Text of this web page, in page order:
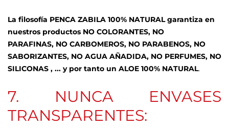
La filosofía PENCA ZABILA 100% NATURAL garantiza en
nuestros productos NO COLORANTES, NO
PARAFINAS, NO CARBOMEROS, NO PARABENOS, NO
SABORIZANTES, NO AGUA AÑADIDA, NO PERFUMES, NO
SILICONAS , ... y por tanto un ALOE 100% NATURAL.
7. NUNCA ENVASES
TRANSPARENTES: